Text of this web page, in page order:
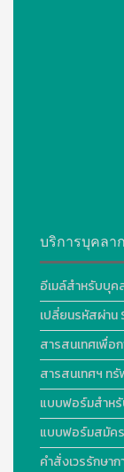
บริการบุคลา
อีเมล์สำหรับบุค
เปลี่ยนรหัสผ่าน
สารสนเทศเพื่อ
สารสนเทศฯ ท
แบบฟอร์มสำห
แบบฟอร์มสมัค
คำสั่งเวรรักษา